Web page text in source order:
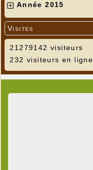
Année 2015
Visites
21279142 visiteurs
232 visiteurs en ligne